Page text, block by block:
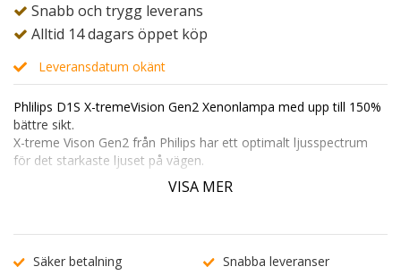
Snabb och trygg leverans
Alltid 14 dagars öppet köp
Leveransdatum okänt
Phlilips D1S X-tremeVision Gen2 Xenonlampa med upp till 150%
bättre sikt.
X-treme Vison Gen2 från Philips har ett optimalt ljusspectrum
för det starkaste ljuset på vägen.
Tänk på att det alltid är bra att byta båda lamporna samtidigt för
D1S sockeln sitter som originallampa på väldigt många bilar,
VISA MER
Säker betalning Snabba leveranser